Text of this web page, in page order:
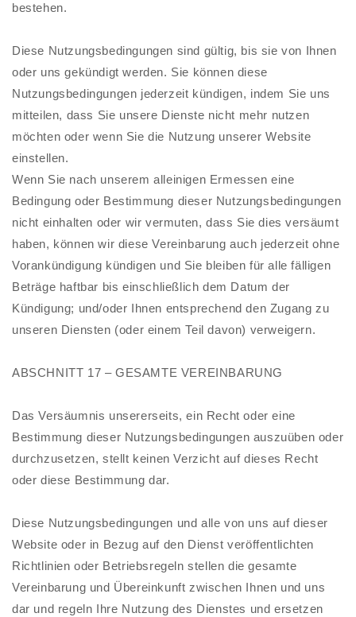
bestehen.
Diese Nutzungsbedingungen sind gültig, bis sie von Ihnen
oder uns gekündigt werden. Sie können diese
Nutzungsbedingungen jederzeit kündigen, indem Sie uns
mitteilen, dass Sie unsere Dienste nicht mehr nutzen
möchten oder wenn Sie die Nutzung unserer Website
einstellen.
Wenn Sie nach unserem alleinigen Ermessen eine
Bedingung oder Bestimmung dieser Nutzungsbedingungen
nicht einhalten oder wir vermuten, dass Sie dies versäumt
haben, können wir diese Vereinbarung auch jederzeit ohne
Vorankündigung kündigen und Sie bleiben für alle fälligen
Beträge haftbar bis einschließlich dem Datum der
Kündigung; und/oder Ihnen entsprechend den Zugang zu
unseren Diensten (oder einem Teil davon) verweigern.
ABSCHNITT 17 – GESAMTE VEREINBARUNG
Das Versäumnis unsererseits, ein Recht oder eine
Bestimmung dieser Nutzungsbedingungen auszuüben oder
durchzusetzen, stellt keinen Verzicht auf dieses Recht
oder diese Bestimmung dar.
Diese Nutzungsbedingungen und alle von uns auf dieser
Website oder in Bezug auf den Dienst veröffentlichten
Richtlinien oder Betriebsregeln stellen die gesamte
Vereinbarung und Übereinkunft zwischen Ihnen und uns
dar und regeln Ihre Nutzung des Dienstes und ersetzen